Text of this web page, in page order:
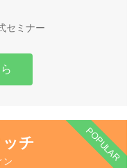
セミナー
チ
ン POPULAR